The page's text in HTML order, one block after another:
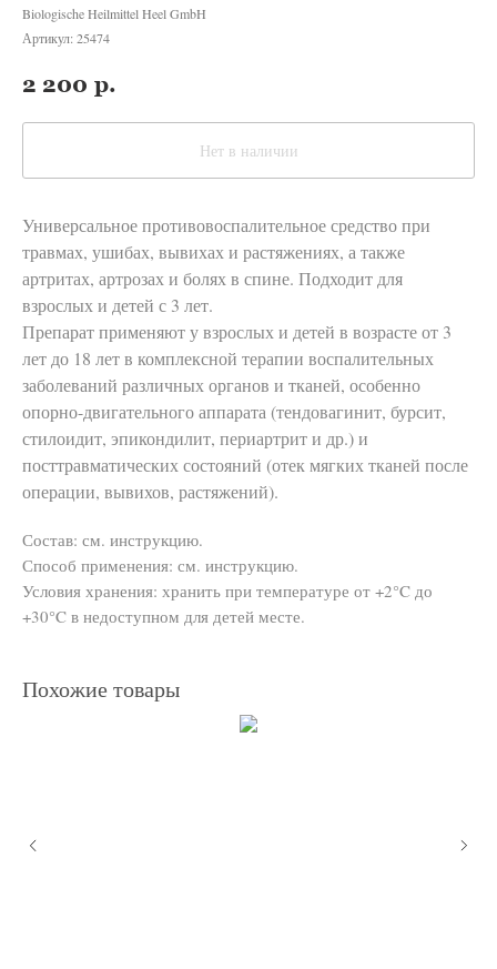
Biologische Heilmittel Heel GmbH
Артикул: 25474
2 200 р.
Нет в наличии
Универсальное противовоспалительное средство при
травмах, ушибах, вывихах и растяжениях, а также
артритах, артрозах и болях в спине. Подходит для
взрослых и детей с 3 лет.
Препарат применяют у взрослых и детей в возрасте от 3
лет до 18 лет в комплексной терапии воспалительных
заболеваний различных органов и тканей, особенно
опорно-двигательного аппарата (тендовагинит, бурсит,
стилоидит, эпикондилит, периартрит и др.) и
посттравматических состояний (отек мягких тканей после
операции, вывихов, растяжений).
Состав: см. инструкцию.
Способ применения: см. инструкцию.
Условия хранения: хранить при температуре от +2°C до
+30°C в недоступном для детей месте.
Похожие товары